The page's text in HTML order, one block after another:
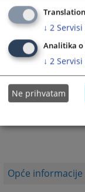
Opće informacije
Translation
↓ 2
Analitika o
↓ 2
Ne prihvatam